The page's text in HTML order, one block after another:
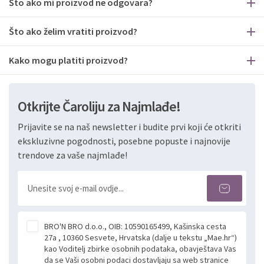
Što ako mi proizvod ne odgovara?
Što ako želim vratiti proizvod?
Kako mogu platiti proizvod?
Otkrijte Čaroliju za Najmlađe!
Prijavite se na naš newsletter i budite prvi koji će otkriti
ekskluzivne pogodnosti, posebne popuste i najnovije
trendove za vaše najmlađe!
BRO'N BRO d.o.o., OIB: 10590165499, Kašinska cesta
27a , 10360 Sesvete, Hrvatska (dalje u tekstu „Mae.hr“)
kao Voditelj zbirke osobnih podataka, obavještava Vas
da se Vaši osobni podaci dostavljaju sa web stranice